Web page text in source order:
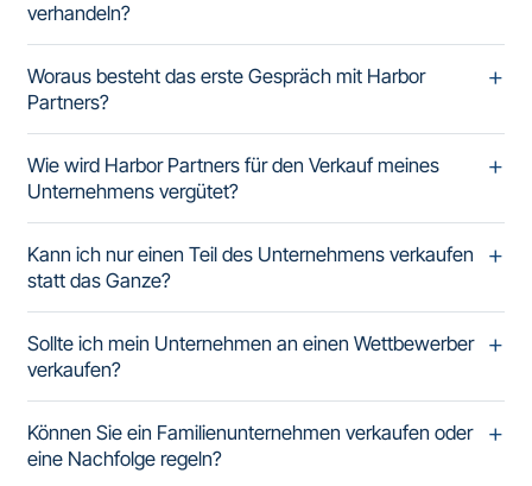
verhandeln?
Woraus besteht das erste Gespräch mit Harbor
Partners?
Wie wird Harbor Partners für den Verkauf meines
Unternehmens vergütet?
Kann ich nur einen Teil des Unternehmens verkaufen
statt das Ganze?
Sollte ich mein Unternehmen an einen Wettbewerber
verkaufen?
Können Sie ein Familienunternehmen verkaufen oder
eine Nachfolge regeln?